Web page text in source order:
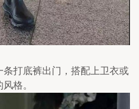
打底裤出门，搭配上卫衣或
格。